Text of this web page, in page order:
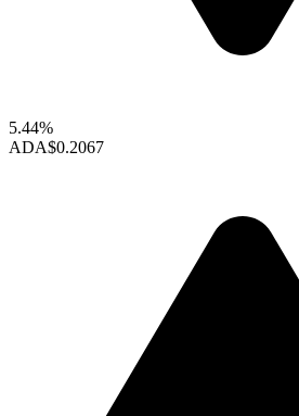
5.44%
ADA$0.2067